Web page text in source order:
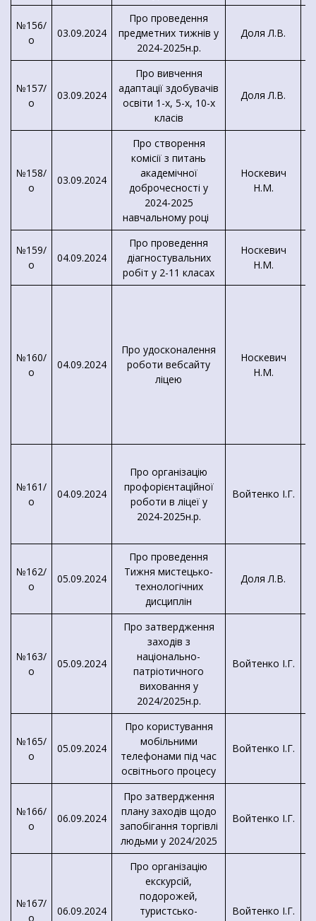
№156/
о
03.09.2024
Про проведення
предметних тижнів у
2024-2025н.р.
Доля Л.В.
№157/
о
03.09.2024
Про вивчення
адаптації здобувачів
освіти 1-х, 5-х, 10-х
класів
Доля Л.В.
№158/
о
03.09.2024
Про створення
комісії з питань
академічної
доброчесності у
2024-2025
навчальному році
Носкевич
Н.М.
№159/
о
04.09.2024
Про проведення
діагностувальних
робіт у 2-11 класах
Носкевич
Н.М.
№160/
о
04.09.2024
Про удосконалення
роботи вебсайту
ліцею
Носкевич
Н.М.
№161/
о
04.09.2024
Про організацію
профорієнтаційної
роботи в ліцеї у
2024-2025н.р.
Войтенко І.Г.
№162/
о
05.09.2024
Про проведення
Тижня мистецько-
технологічних
дисциплін
Доля Л.В.
№163/
о
05.09.2024
Про затвердження
заходів з
національно-
патріотичного
виховання у
2024/2025н.р.
Войтенко І.Г.
№165/
о
05.09.2024
Про користування
мобільними
телефонами під час
освітнього процесу
Войтенко І.Г.
№166/
о
06.09.2024
Про затвердження
плану заходів щодо
запобігання торгівлі
людьми у 2024/2025
Войтенко І.Г.
№167/
о
06.09.2024
Про організацію
екскурсій,
подорожей,
туристсько-
Войтенко І.Г.